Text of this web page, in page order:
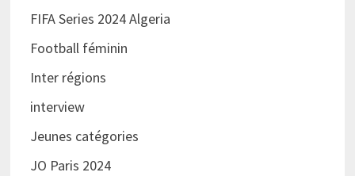
FIFA Series 2024 Algeria
Football féminin
Inter régions
interview
Jeunes catégories
JO Paris 2024